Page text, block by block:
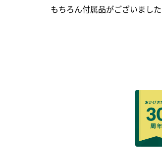
もちろん付属品がございまし